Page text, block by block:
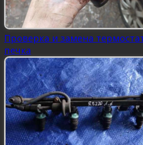
Проверка и замена
печка